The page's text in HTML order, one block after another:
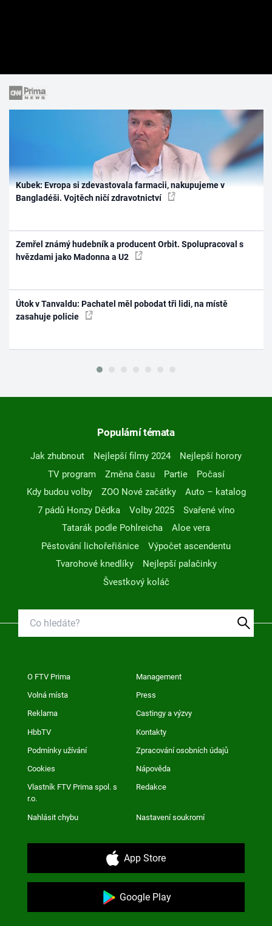
Kubek: Evropa si zdevastovala farmacii, nakupujeme v
Bangladéši. Vojtěch ničí zdravotnictví
Zemřel známý hudebník a producent Orbit. Spolupracoval s
hvězdami jako Madonna a U2
Útok v Tanvaldu: Pachatel měl pobodat tři lidi, na místě
zasahuje policie
Populární témata
Jak zhubnout Nejlepší filmy 2024
Nejlepší horory
TV program
Změna času Partie
Počasí
Kdy budou volby
ZOO Nové začátky
Auto – katalog
7 pádů Honzy Dědka
Volby 2025
Svařené víno
Tatarák podle Pohlreicha
Aloe vera
Pěstování lichořeřišnice
Výpočet ascendentu
Tvarohové knedlíky
Nejlepší palačinky
Švestkový koláč
O FTV Prima Management
Volná místa Press
Reklama Castingy a výzvy
HbbTV Kontakty
Podmínky užívání Zpracování osobních údajů
Cookies Nápověda
Vlastník FTV Prima spol. s
r.o.
Redakce
Nahlásit chybu Nastavení soukromí
App Store
Google Play